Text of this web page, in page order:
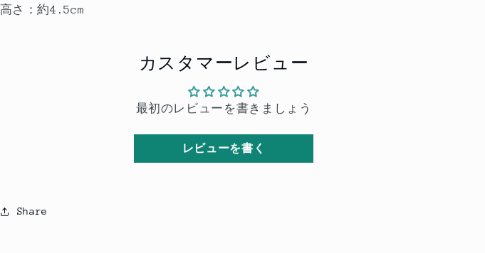
高さ：約4.5cm
カスタマーレビュー
最初のレビューを書きましょう
レビューを書く
Share